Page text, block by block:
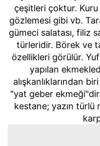
çeşitleri çoktur. Kuru
gözlemesi gibi vb.
gümeci salatası, filiz
türleridir. Börek ve
özellikleri görülür.
yapılan
alışkanlıklarından
"yat geber
kestane; yazın türlü